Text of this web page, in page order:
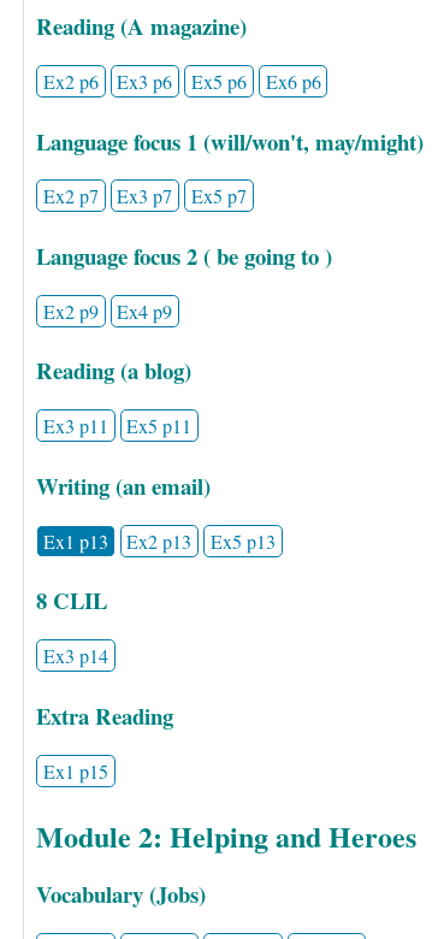
Reading (A magazine)
Ex2 p6 Ex3 p6 Ex5 p6 Ex6 p6
Language focus 1 (will/won't, may/might)
Ex2 p7 Ex3 p7 Ex5 p7
Language focus 2 ( be going to )
Ex2 p9 Ex4 p9
Reading (a blog)
Ex3 p11 Ex5 p11
Writing (an email)
Ex1 p13 Ex2 p13 Ex5 p13
8 CLIL
Ex3 p14
Extra Reading
Ex1 p15
Module 2: Helping and Heroes
Vocabulary (Jobs)